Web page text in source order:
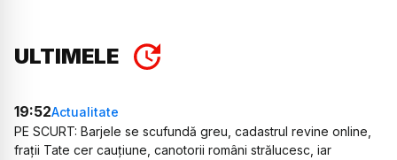
ULTIMELE
19:52Actualitate
PE SCURT: Barjele se scufundă greu, cadastrul revine online,
frații Tate cer cauțiune, canotorii români strălucesc, iar